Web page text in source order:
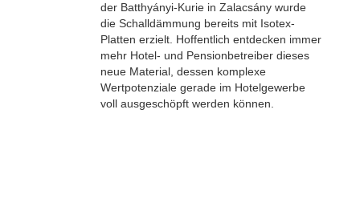
der Batthyányi-Kurie in Zalacsány wurde
die Schalldämmung bereits mit Isotex-
Platten erzielt. Hoffentlich entdecken immer
mehr Hotel- und Pensionbetreiber dieses
neue Material, dessen komplexe
Wertpotenziale gerade im Hotelgewerbe
voll ausgeschöpft werden können.